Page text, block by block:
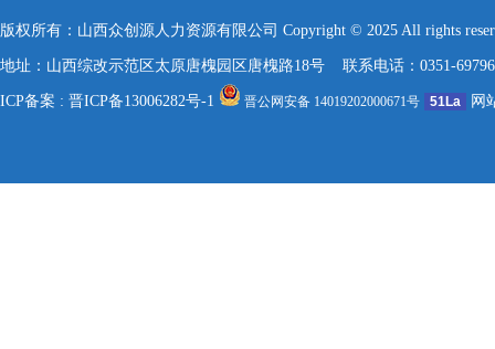
版权所有：山西众创源人力资源有限公司 Copyright © 2025 All rights
地址：山西综改示范区太原唐槐园区唐槐路18号 联系电话：0351-
ICP备案 : 晋ICP备13006282号-1 晋公网安备 14019202000671号 51La 网